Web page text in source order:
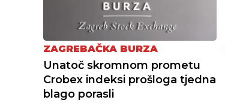
ZAGREBAČKA BURZA
Unatoč skromnom prometu
Crobex indeksi prošloga tjedna
blago porasli